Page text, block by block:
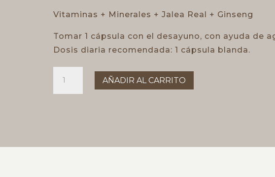
Vitaminas + Minerales + Jalea Real + Ginseng
Tomar 1 cápsula con el desayuno, con ayuda de
Dosis diaria recomendada: 1 cápsula blanda.
cantidad
AÑADIR AL CARRITO